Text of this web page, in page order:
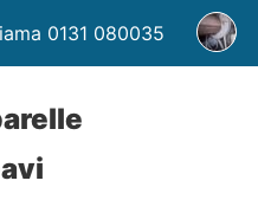
0131 080035